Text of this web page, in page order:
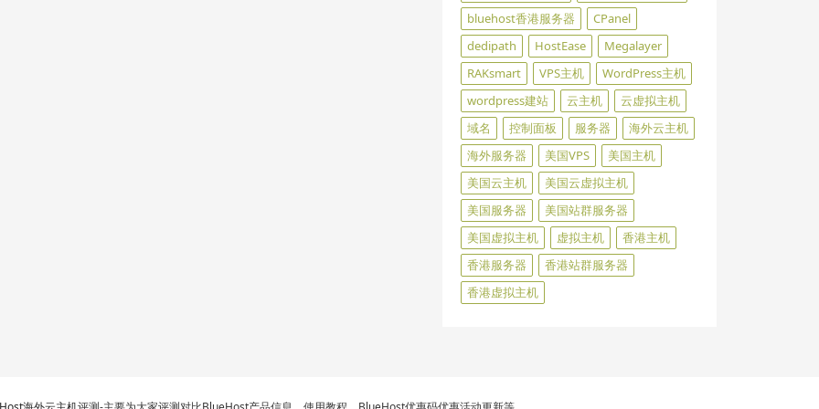
bluehost香港服务器
CPanel
dedipath
HostEase
Megalayer
RAKsmart
VPS主机
WordPress主机
wordpress建站
云主机
云虚拟主机
域名
控制面板 服务器
海外云主机
海外服务器
美国VPS
美国主机
美国云主机
美国云虚拟主机
美国服务器
美国站群服务器
美国虚拟主机
虚拟主机
香港主机
香港服务器
香港站群服务器
香港虚拟主机